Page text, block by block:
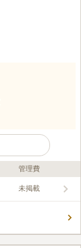
管理費
未掲載